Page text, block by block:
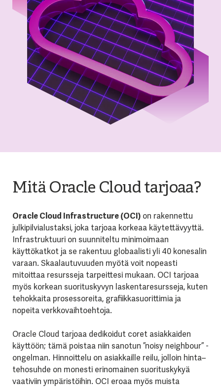
Mitä Oracle Cloud tarjoaa?
Oracle Cloud Infrastructure (OCI)on rakennettu
julkipilvialustaksi, joka tarjoaa korkeaa käytettävyyttä.
Infrastruktuuri on suunniteltu minimoimaan
käyttökatkot ja se rakentuu globaalisti yli 40 konesalin
varaan. Skaalautuvuuden myötä voit nopeasti
mitoittaa resursseja tarpeittesi mukaan. OCI tarjoaa
myös korkean suorituskyvyn laskentaresursseja, kuten
tehokkaita prosessoreita, grafiikkasuorittimia ja
nopeita verkkovaihtoehtoja.
Oracle Cloud tarjoaa dedikoidut coret asiakkaiden
käyttöön; tämä poistaa niin sanotun ”noisy neighbour” -
ongelman. Hinnoittelu on asiakkaille reilu, jolloin hinta–
tehosuhde on monesti erinomainen suorituskykyä
vaativiin ympäristöihin. OCI eroaa myös muista